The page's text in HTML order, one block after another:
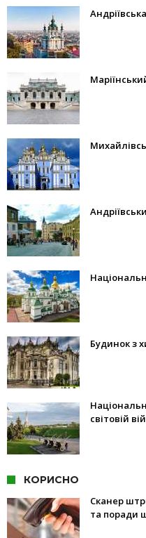
Будинок з
світовій
КОРИСНО
Сканер
та поради